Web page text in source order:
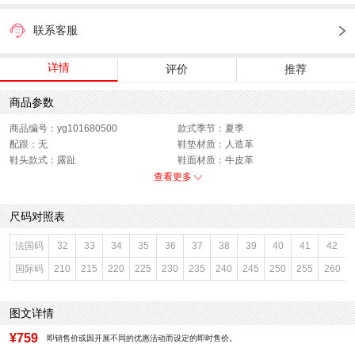
联系客服
详情 评价 推荐
商品参数
商品编号：yg101680500
款式季节：夏季
配跟：无
鞋垫材质：人造革
鞋头款式：露趾
鞋面材质：牛皮革
参考鞋长(女)：25CM
鞋跟形状：平底
性别：女子
皮质特征：头层皮
上市时间：2026年夏季
鞋底材质：橡胶底
参考鞋宽(女)：9.5CM
里料材质：猪皮革
色系：米白
鞋类流行款式：拖鞋
流行元素：纯色
前掌高度：无
查看更多
尺码对照表
法国码 32 33 34 35 36 37 38 39 40 41 42
国际码 210 215 220 225 230 235 240 245 250 255 260
图文详情
¥759 即销售价或因开展不同的优惠活动而设定的即时售价。